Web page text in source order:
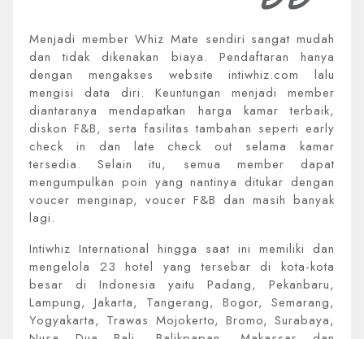
Menjadi member Whiz Mate sendiri sangat mudah
dan tidak dikenakan biaya. Pendaftaran hanya
dengan mengakses website intiwhiz.com lalu
mengisi data diri. Keuntungan menjadi member
diantaranya mendapatkan harga kamar terbaik,
diskon F&B, serta fasilitas tambahan seperti early
check in dan late check out selama kamar
tersedia. Selain itu, semua member dapat
mengumpulkan poin yang nantinya ditukar dengan
voucer menginap, voucer F&B dan masih banyak
lagi.
Intiwhiz International hingga saat ini memiliki dan
mengelola 23 hotel yang tersebar di kota-kota
besar di Indonesia yaitu Padang, Pekanbaru,
Lampung, Jakarta, Tangerang, Bogor, Semarang,
Yogyakarta, Trawas Mojokerto, Bromo, Surabaya,